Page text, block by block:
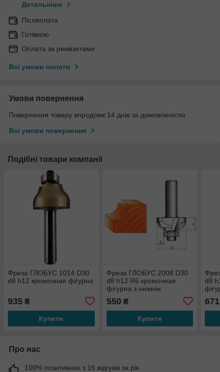
Детальніше
Післяплата
Готівкою
Оплата за реквізитами
Всі умови оплати
Умови повернення
Повернення товару впродовж 14 днів за домовленістю
Всі умови повернення
Подібні товари компанії
Фреза ГЛОБУС 1014 D30
d8 h12 кромочная фігурна
935 ₴
Купити
Фреза ГЛОБУС 2008 D30
d8 h12 R6 кромочная
фігурна з нижнім
550 ₴
Купити
d8
671
Про нас
100% позитивних з 16 відгуків за рік